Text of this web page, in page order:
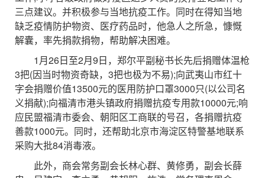
三点建议。并积极参与当地抗疫工作。同时在得知当地
缺乏疫情防护物资、医疗药品时，他急人之所急，慷慨
解囊，率先捐款捐物，帮助解决困难。
1月26日至2月9日，郑尔平副秘书长先后捐赠体温枪
3把(因当时物资奇缺，3把也极为不易);向武夷山市红十
字会捐赠价值13500元的医用防护口罩3000只(以公司名
义捐献);向福清市港头镇政府捐赠抗疫专用款10000元;响
应民盟福清市委会、朝阳区工商联的号召，各捐赠抗疫
善款1000元。同时，还帮助北京市海淀区特警基地联系
采购大批84消毒液。
此外，商会常务副会长林心群、黄修勇，副会长薛